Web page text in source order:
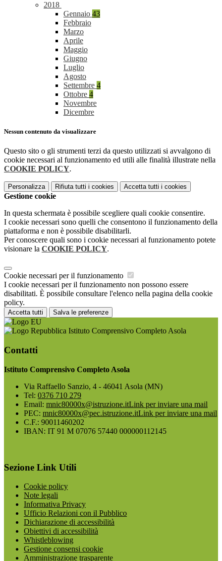
2018
Gennaio 43
Febbraio
Marzo
Aprile
Maggio
Giugno
Luglio
Agosto
Settembre 4
Ottobre 4
Novembre
Dicembre
Nessun contenuto da visualizzare
Questo sito o gli strumenti terzi da questo utilizzati si avvalgono di
cookie necessari al funzionamento ed utili alle finalità illustrate nella
COOKIE POLICY.
Personalizza Rifiuta tutti i cookies Accetta tutti i cookies
Gestione cookie
In questa schermata è possibile scegliere quali cookie consentire.
I cookie necessari sono quelli che consentono il funzionamento della
piattaforma e non è possibile disabilitarli.
Per conoscere quali sono i cookie necessari al funzionamento potete
visionare la COOKIE POLICY.
Cookie necessari per il funzionamento
I cookie necessari per il funzionamento non possono essere
disabilitati. È possibile consultare l'elenco nella pagina della cookie
policy.
Accetta tutti Salva le preferenze
Istituto Comprensivo Completo Asola
Contatti
Istituto Comprensivo Completo Asola
Via Raffaello Sanzio, 4 - 46041 Asola (MN)
Tel: 0376 710 279
Email: mnic80000x@istruzione.itLink per inviare una mail
PEC: mnic80000x@pec.istruzione.itLink per inviare una mail
C.F.: 90011460202
IBAN: IT 91 M 07076 57440 000000112145
Sezione Link Utili
Cookie policy
Note legali
Informativa Privacy
Ufficio Relazioni con il Pubblico
Dichiarazione di accessibilità
Obiettivi di accessibilità
Whistleblowing
Gestione consensi cookie
Amministrazione trasparente